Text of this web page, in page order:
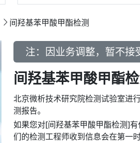
间羟基苯甲酸甲酯检测
注：因业务调整，暂不接
间羟基苯甲酸甲酯
北京微析技术研究院检测试验室进
测报告。
如果您对[间羟基苯甲酸甲酯检测]
们的检测工程师收到信息会在第一